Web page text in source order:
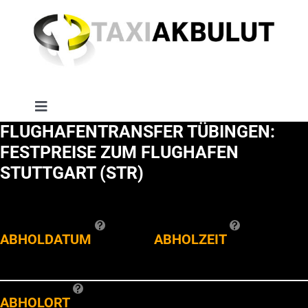
springen
Toggle
Navigation
TRANSFER BUCHEN
KONTAKT
FLUGHAFENTRANSFER TÜBINGEN:
FESTPREISE ZUM FLUGHAFEN
STUTTGART (STR)
ABHOLDATUM ABHOLZEIT
ABHOLORT